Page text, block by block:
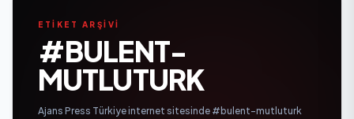
ETİKET ARŞİVİ
#BULENT-
MUTLUTURK
Ajans Press Türkiye internet sitesinde #bulent-mutluturk